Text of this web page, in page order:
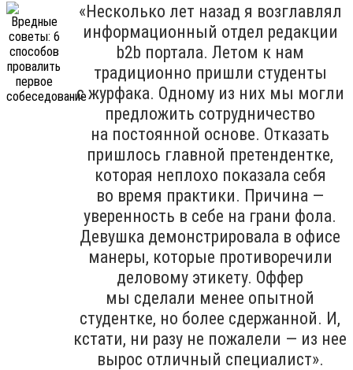
«Несколько лет назад я возглавлял
информационный отдел редакции
b2b портала. Летом к нам
традиционно пришли студенты
с журфака. Одному из них мы могли
предложить сотрудничество
на постоянной основе. Отказать
пришлось главной претендентке,
которая неплохо показала себя
во время практики. Причина —
уверенность в себе на грани фола.
Девушка демонстрировала в офисе
манеры, которые противоречили
деловому этикету. Оффер
мы сделали менее опытной
студентке, но более сдержанной. И,
кстати, ни разу не пожалели — из нее
вырос отличный специалист».